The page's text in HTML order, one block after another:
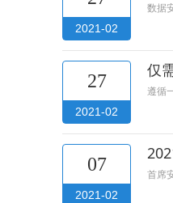
2021-02
数据
27
2021-02
仅
遵循
07
2021-02
首席